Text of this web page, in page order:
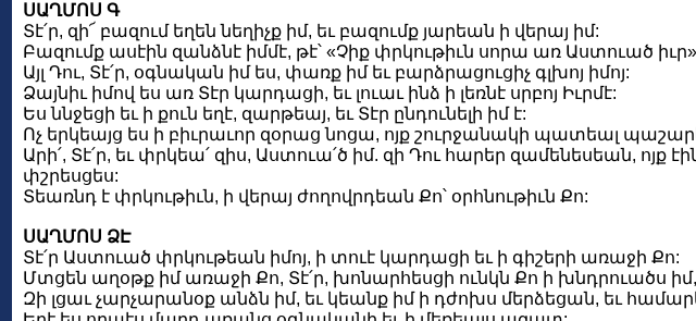
ՍԱՂՄՈՍ Գ
Տէ՛ր, զի՜ բազում եղեն նեղիչք իմ, եւ բազումք յարեան ի վերայ իմ:
Բազումք ասէին զանձնէ իմմէ, թէ՝ «Չիք փրկութիւն սորա առ Աստուած
Այլ Դու, Տէ՛ր, օգնական իմ ես, փառք իմ եւ բարձրացուցիչ գլխոյ իմոյ:
Ձայնիւ իմով ես առ Տէր կարդացի, եւ լուաւ ինձ ի լեռնէ սրբոյ Իւրմէ:
Ես ննջեցի եւ ի քուն եղէ, զարթեայ, եւ Տէր ընդունելի իմ է:
Ոչ երկեայց ես ի բիւրաւոր զօրաց նոցա, ոյք շուրջանակի պատեալ
Արի՛, Տէ՛ր, եւ փրկեա՛ զիս, Աստուա՛ծ իմ. զի Դու հարեր զամենեսեան,
փշրեսցես:
Տեառնդ է փրկութիւն, ի վերայ ժողովրդեան Քո՝ օրհնութիւն Քո:
ՍԱՂՄՈՍ ՁԷ
Տէ՛ր Աստուած փրկութեան իմոյ, ի տուէ կարդացի եւ ի գիշերի առաջի Քո:
Մտցեն աղօթք իմ առաջի Քո, Տէ՛ր, խոնարհեսցի ունկն Քո ի խնդրուածս իմ,
Զի լցաւ չարչարանօք անձն իմ, եւ կեանք իմ ի դժոխս մերձեցան, եւ